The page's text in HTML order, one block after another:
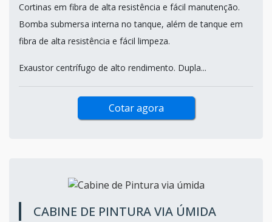
Cortinas em fibra de alta resistência e fácil manutenção.
Bomba submersa interna no tanque, além de tanque em
fibra de alta resistência e fácil limpeza.
Exaustor centrífugo de alto rendimento. Dupla...
Cotar agora
CABINE DE PINTURA VIA ÚMIDA